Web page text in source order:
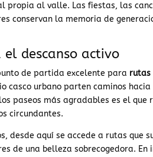
propia al valle. Las fiestas, las
conservan la memoria de
el descanso activo
de partida excelente para rutas
casco urbano parten caminos hacia
paseos más agradables es el
circundantes.
desde aquí se accede a rutas que
de una belleza sobrecogedora.